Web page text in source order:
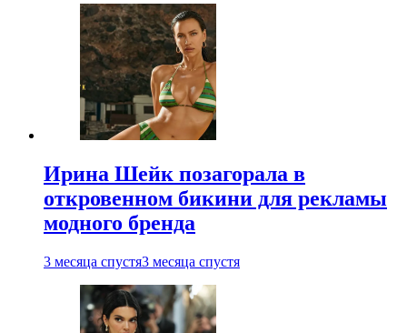
Ирина Шейк позагорала в
откровенном бикини для рекламы
модного бренда
3 месяца спустя3 месяца спустя